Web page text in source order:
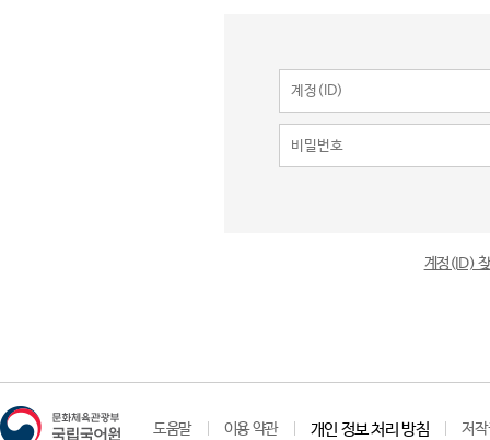
계정(ID)
도움말 이용 약관 개인 정보 처리 방침 저